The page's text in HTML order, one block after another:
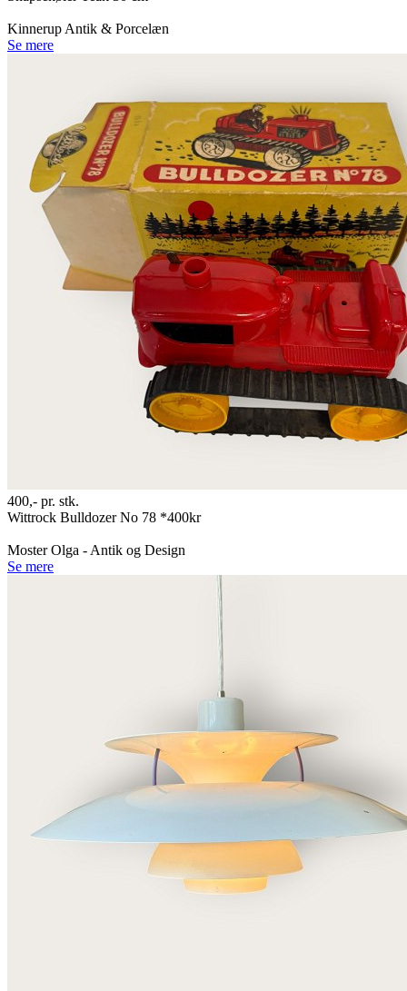
Kinnerup Antik & Porcelæn
Se mere
400,- pr. stk.
Wittrock Bulldozer No 78 *400kr
Moster Olga - Antik og Design
Se mere